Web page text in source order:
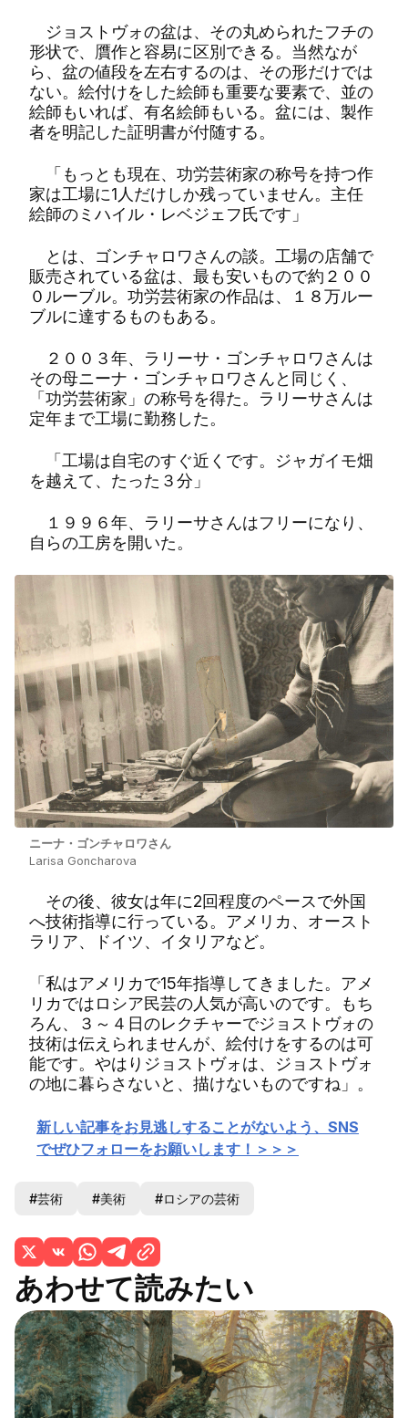
ジョストヴォの盆は、その丸められたフチの
形状で、贋作と容易に区別できる。当然なが
ら、盆の値段を左右するのは、その形だけでは
ない。絵付けをした絵師も重要な要素で、並の
絵師もいれば、有名絵師もいる。盆には、製作
者を明記した証明書が付随する。
「もっとも現在、功労芸術家の称号を持つ作
家は工場に1人だけしか残っていません。主任
絵師のミハイル・レベジェフ氏です」
とは、ゴンチャロワさんの談。工場の店舗で
販売されている盆は、最も安いもので約２００
０ルーブル。功労芸術家の作品は、１８万ルー
ブルに達するものもある。
２００３年、ラリーサ・ゴンチャロワさんは
その母ニーナ・ゴンチャロワさんと同じく、
「功労芸術家」の称号を得た。ラリーサさんは
定年まで工場に勤務した。
「工場は自宅のすぐ近くです。ジャガイモ畑
を越えて、たった３分」
１９９６年、ラリーサさんはフリーになり、
自らの工房を開いた。
ニーナ・ゴンチャロワさん
Larisa Goncharova
その後、彼女は年に2回程度のペースで外国
へ技術指導に行っている。アメリカ、オースト
ラリア、ドイツ、イタリアなど。
「私はアメリカで15年指導してきました。アメ
リカではロシア民芸の人気が高いのです。もち
ろん、３～４日のレクチャーでジョストヴォの
技術は伝えられませんが、絵付けをするのは可
能です。やはりジョストヴォは、ジョストヴォ
の地に暮らさないと、描けないものですね」。
新しい記事をお見逃しすることがないよう、SNS
でぜひフォローをお願いします！＞＞＞
#芸術 #美術 #ロシアの芸術
あわせて読みたい